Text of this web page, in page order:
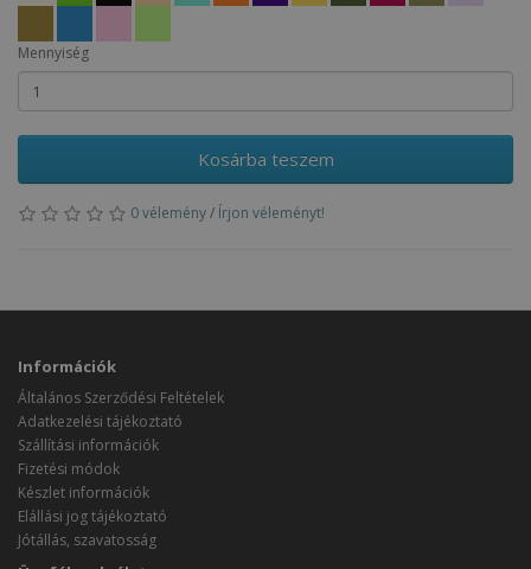
Mennyiség
Kosárba teszem
0 vélemény/ Írjon véleményt!
Információk
Általános Szerződési Feltételek
Adatkezelési tájékoztató
Szállítási információk
Fizetési módok
Készlet információk
Elállási jog tájékoztató
Jótállás, szavatosság